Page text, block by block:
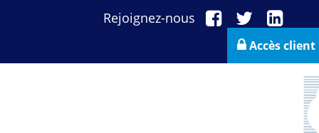
Rejoignez-nous
Accès client